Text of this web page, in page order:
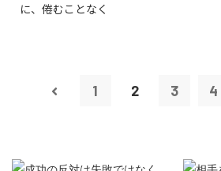
に、倦むことなく
1 2 3 4